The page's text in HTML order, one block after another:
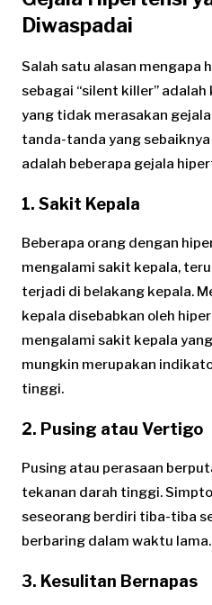
Diwaspadai
Salah satu alasan mengapa
sebagai “silent killer”
yang tidak merasakan
tanda-tanda yang
adalah beberapa gejala
1. Sakit Kepala
Beberapa orang dengan
mengalami sakit kepala,
terjadi di belakang kepala.
kepala disebabkan oleh
mengalami sakit kepala
mungkin merupakan
tinggi.
2. Pusing atau Vertigo
Pusing atau perasaan
tekanan darah tinggi.
seseorang berdiri tiba-tiba
berbaring dalam waktu lama.
3. Kesulitan Bernapas